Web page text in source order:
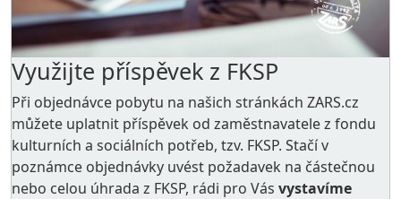
Využijte příspěvek z FKSP
Při objednávce pobytu na našich stránkách ZARS.cz
můžete uplatnit příspěvek od zaměstnavatele z fondu
kulturních a sociálních potřeb, tzv. FKSP. Stačí v
poznámce objednávky uvést požadavek na částečnou
nebo celou úhrada z FKSP, rádi pro Vás vystavíme